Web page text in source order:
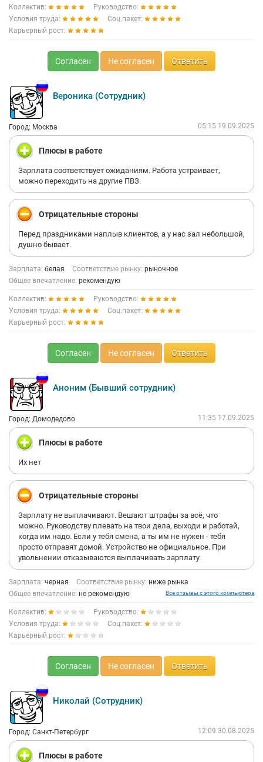
Коллектив:
Руководство:
Условия труда:
Соц.пакет:
Карьерный рост:
Согласен Не согласен Ответить
Вероника (Сотрудник)
Город: Москва 05:15 19.09.2025
Плюсы в работе
Зарплата соответствует ожиданиям. Работа устраивает,
можно переходить на другие ПВЗ.
Отрицательные стороны
Перед праздниками наплыв клиентов, а у нас зал небольшой,
душно бывает.
Зарплата: белая Соответствие рынку: рыночное
Общее впечатление: рекомендую
Коллектив:
Руководство:
Условия труда:
Соц.пакет:
Карьерный рост:
Согласен Не согласен Ответить
Аноним (Бывший сотрудник)
Город: Домодедово 11:35 17.09.2025
Плюсы в работе
Их нет
Отрицательные стороны
Зарплату не выплачивают. Вешают штрафы за всё, что
можно. Руководству плевать на твои дела, выходи и работай,
когда им надо. Если у тебя смена, а ты им не нужен - тебя
просто отправят домой. Устройство не официальное. При
увольнении отказываются выплачивать зарплату
Зарплата: черная Соответствие рынку: ниже рынка
Общее впечатление: не рекомендую Все отзывы с этого компьютера
Коллектив:
Руководство:
Условия труда:
Соц.пакет:
Карьерный рост:
Согласен Не согласен Ответить
Николай (Сотрудник)
Город: Санкт-Петербург 12:09 30.08.2025
Плюсы в работе